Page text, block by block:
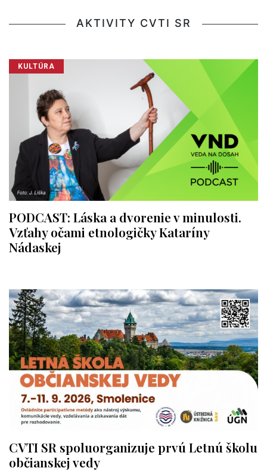
AKTIVITY CVTI SR
KULTÚRA
PODCAST: Láska a dvorenie v minulosti.
Vzťahy očami etnologičky Kataríny
Nádaskej
CVTI SR spoluorganizuje prvú Letnú školu
občianskej vedy